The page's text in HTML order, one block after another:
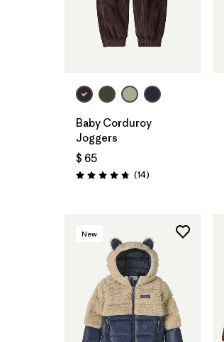
Baby Corduroy
Joggers
$ 65
Valoración: 4.7 / 5
(14Comentarios
)
New